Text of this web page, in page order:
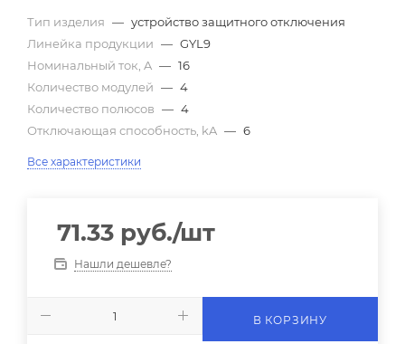
Тип изделия — устройство защитного отключения
Линейка продукции — GYL9
Номинальный ток, A — 16
Количество модулей — 4
Количество полюсов — 4
Отключающая способность, kA — 6
Все характеристики
71.33 руб./шт
Нашли дешевле?
В КОРЗИНУ